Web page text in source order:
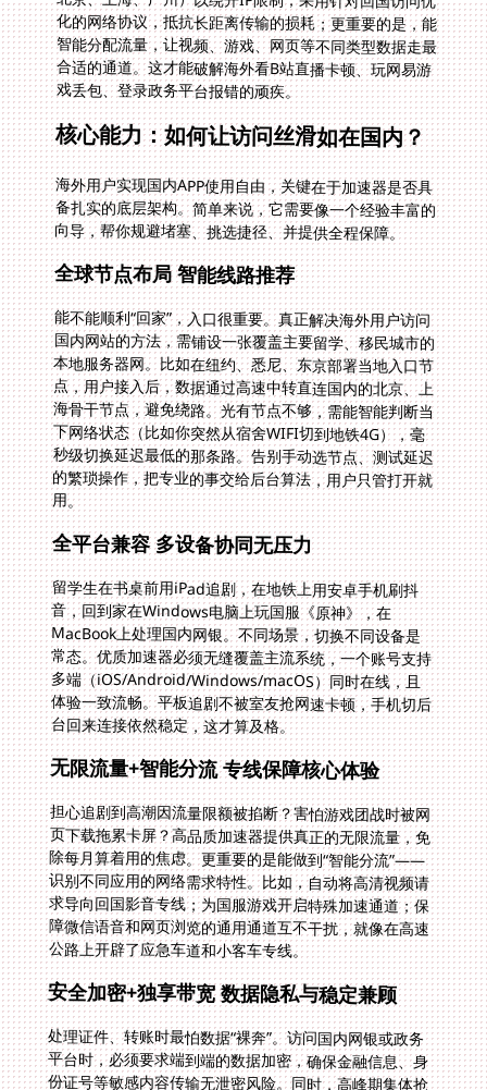
戏丢包、登录政务平台报错的顽疾。
核心能力：如何让访问丝滑如在国内？
海外用户实现国内APP使用自由，关键在于加速器是否具
备扎实的底层架构。简单来说，它需要像一个经验丰富的
向导，帮你规避堵塞、挑选捷径、并提供全程保障。
全球节点布局 智能线路推荐
能不能顺利“回家”，入口很重要。真正解决海外用户访问
国内网站的方法，需铺设一张覆盖主要留学、移民城市的
本地服务器网。比如在纽约、悉尼、东京部署当地入口节
点，用户接入后，数据通过高速中转直连国内的北京、上
海骨干节点，避免绕路。光有节点不够，需能智能判断当
下网络状态（比如你突然从宿舍WIFI切到地铁4G），毫
秒级切换延迟最低的那条路。告别手动选节点、测试延迟
的繁琐操作，把专业的事交给后台算法，用户只管打开就
用。
全平台兼容 多设备协同无压力
留学生在书桌前用iPad追剧，在地铁上用安卓手机刷抖
音，回到家在Windows电脑上玩国服《原神》，在
MacBook上处理国内网银。不同场景，切换不同设备是
常态。优质加速器必须无缝覆盖主流系统，一个账号支持
多端（iOS/Android/Windows/macOS）同时在线，且
体验一致流畅。平板追剧不被室友抢网速卡顿，手机切后
台回来连接依然稳定，这才算及格。
无限流量+智能分流 专线保障核心体验
担心追剧到高潮因流量限额被掐断？害怕游戏团战时被网
页下载拖累卡屏？高品质加速器提供真正的无限流量，免
除每月算着用的焦虑。更重要的是能做到“智能分流”——
识别不同应用的网络需求特性。比如，自动将高清视频请
求导向回国影音专线；为国服游戏开启特殊加速通道；保
障微信语音和网页浏览的通用通道互不干扰，就像在高速
公路上开辟了应急车道和小客车专线。
安全加密+独享带宽 数据隐私与稳定兼顾
处理证件、转账时最怕数据“裸奔”。访问国内网银或政务
平台时，必须要求端到端的数据加密，确保金融信息、身
份证号等敏感内容传输无泄密风险。同时，高峰期集体抢
网速的日子早该过去。每人独享高达100M的带宽通道，
意味着即便在华人聚集区网络高峰期，也能稳稳看4K视
频、或进行低延迟直播互动，不必担心被邻居刷剧挤掉